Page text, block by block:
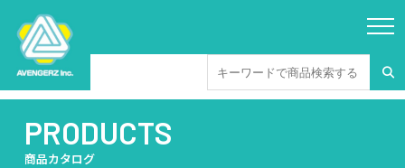
PRODUCTS
商品カタログ